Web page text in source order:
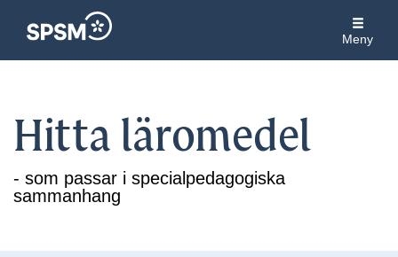
Meny
Hitta läromedel
- som passar i specialpedagogiska
sammanhang